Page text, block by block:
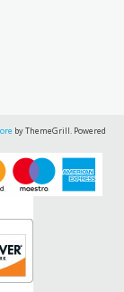
by ThemeGrill. Powered